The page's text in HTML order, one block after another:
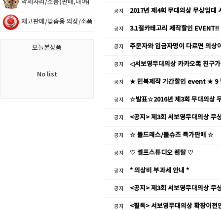
악세사리/소품(판매,대여)
재고판매/맞춤용 의상/소품
오늘본상품
No list
공지 2017년 제4회 무대의상 무상임대
공지 3.1절카테고리 제작할인 EVENT!!
공지 주문자와 입금자명이 다르면 의상
공지 ◁서보영무대의상 카카오톡 친구
공지 ★ 민복제작 기간할인 event ★ 9
공지 ☆발표☆2016년 제3회 무대의상
공지 <공지> 제3회 서보영무대의상 무
공지 ☆ 돌드레스/돌슈즈 특가판매 ☆
공지 ♡ 셀프스튜디오 렌탈 ♡
공지 * 의상비 부과세 안내 *
공지 <공지> 제3회 서보영무대의상 무
공지 <필독> 서보영무대의상 확장이전